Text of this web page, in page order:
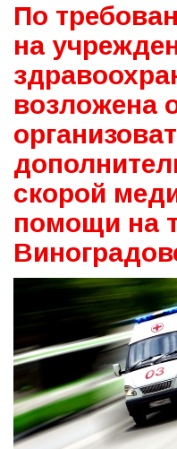
По
на
возложена
скорой
помощи на